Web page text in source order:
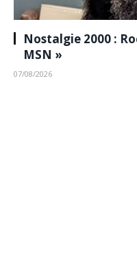
Nostalgie 2000 :
MSN »
07/08/2026